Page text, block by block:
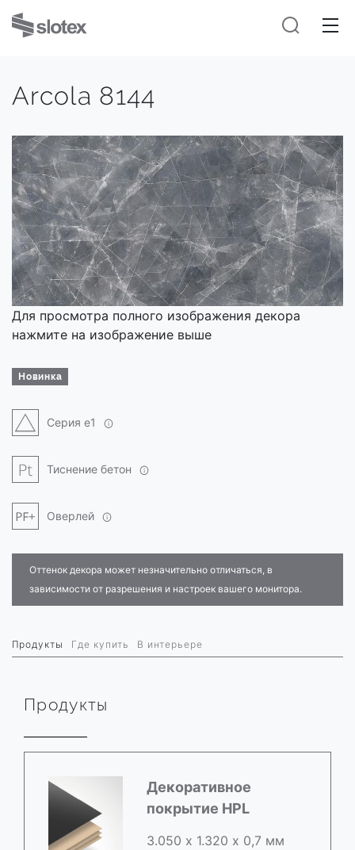
Arcola 8144
Для просмотра полного изображения декора
нажмите на изображение выше
Новинка
Серия e1
Тиснение бетон
Оверлей
Оттенок декора может незначительно отличаться, в
зависимости от разрешения и настроек вашего монитора.
Продукты Где купить В интерьере
Продукты
Декоративное
покрытие HPL
3.050 х 1.320 х 0,7 мм